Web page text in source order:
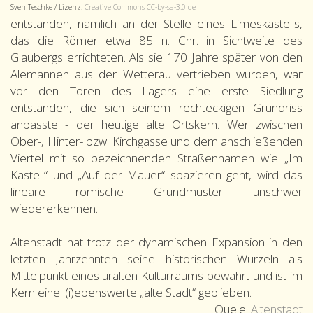
Sven Teschke / Lizenz: Creative Commons CC-by-sa-3.0 de
entstanden, nämlich an der Stelle eines Limeskastells,
das die Römer etwa 85 n. Chr. in Sichtweite des
Glaubergs errichteten. Als sie 170 Jahre später von den
Alemannen aus der Wetterau vertrieben wurden, war
vor den Toren des Lagers eine erste Siedlung
entstanden, die sich seinem rechteckigen Grundriss
anpasste - der heutige alte Ortskern. Wer zwischen
Ober-, Hinter- bzw. Kirchgasse und dem anschließenden
Viertel mit so bezeichnenden Straßennamen wie „Im
Kastell“ und „Auf der Mauer“ spazieren geht, wird das
lineare römische Grundmuster unschwer
wiedererkennen.
Altenstadt hat trotz der dynamischen Expansion in den
letzten Jahrzehnten seine historischen Wurzeln als
Mittelpunkt eines uralten Kulturraums bewahrt und ist im
Kern eine l(i)ebenswerte „alte Stadt“ geblieben.
Quele: Altenstadt